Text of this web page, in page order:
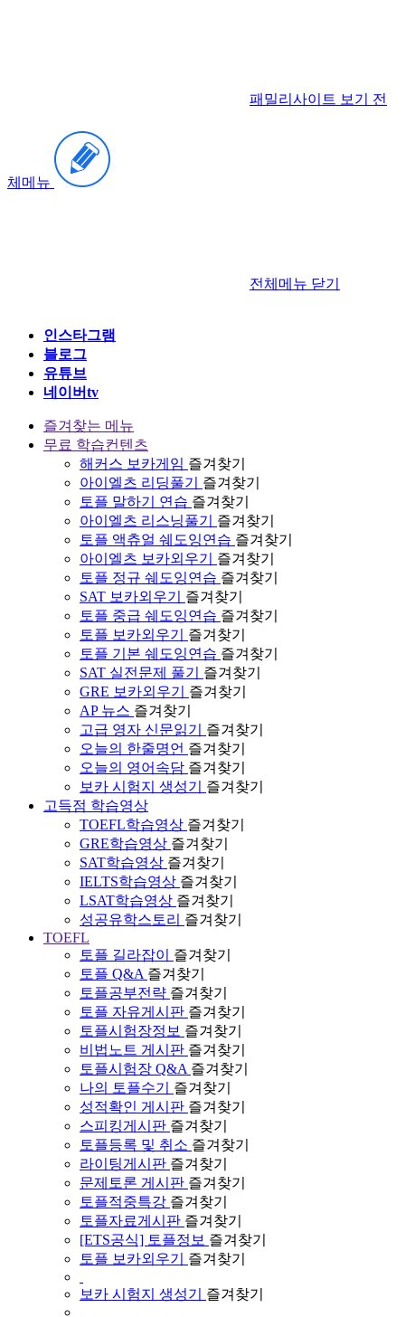
패밀리사이트 보기 전
체메뉴
전체메뉴 닫기
인스타그램
블로그
유튜브
네이버tv
즐겨찾는 메뉴
무료 학습컨텐츠
해커스 보카게임 즐겨찾기
아이엘츠 리딩풀기
즐겨찾기
토플 말하기 연습 즐겨찾기
아이엘츠 리스닝풀기
즐겨찾기
토플 액츄얼 쉐도잉연습 즐겨찾기
아이엘츠 보카외우기
즐겨찾기
토플 정규 쉐도잉연습 즐겨찾기
SAT 보카외우기
즐겨찾기
토플 중급 쉐도잉연습 즐겨찾기
토플 보카외우기
즐겨찾기
토플 기본 쉐도잉연습 즐겨찾기
SAT 실전문제 풀기
즐겨찾기
GRE 보카외우기
즐겨찾기
AP 뉴스 즐겨찾기
고급 영자 신문읽기
즐겨찾기
오늘의 한줄명언 즐겨찾기
오늘의 영어속담 즐겨찾기
보카 시험지 생성기
즐겨찾기
고득점 학습영상
TOEFL학습영상 즐겨찾기
GRE학습영상 즐겨찾기
SAT학습영상 즐겨찾기
IELTS학습영상 즐겨찾기
LSAT학습영상 즐겨찾기
성공유학스토리 즐겨찾기
TOEFL
토플 길라잡이
즐겨찾기
토플 Q&A 즐겨찾기
토플공부전략 즐겨찾기
토플 자유게시판 즐겨찾기
토플시험장정보 즐겨찾기
비법노트 게시판 즐겨찾기
토플시험장 Q&A 즐겨찾기
나의 토플수기
즐겨찾기
성적확인 게시판 즐겨찾기
스피킹게시판 즐겨찾기
토플등록 및 취소 즐겨찾기
라이팅게시판 즐겨찾기
문제토론 게시판 즐겨찾기
토플적중특강 즐겨찾기
토플자료게시판 즐겨찾기
[ETS공식] 토플정보 즐겨찾기
토플 보카외우기
즐겨찾기
보카 시험지 생성기 즐겨찾기